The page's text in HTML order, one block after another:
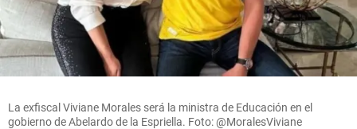
La exfiscal Viviane Morales será la ministra de Educación en el
gobierno de Abelardo de la Espriella. Foto: @MoralesViviane